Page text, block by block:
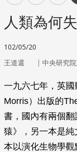
人類為何
102/05/20
王道還 ｜ 中央研究
一九六七年，英
Morris）出版的
書，國內有兩個
猿》，另一本是
本以演化生物學觀